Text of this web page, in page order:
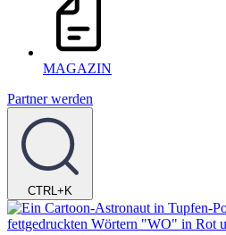
MAGAZIN
Partner werden
CTRL+K